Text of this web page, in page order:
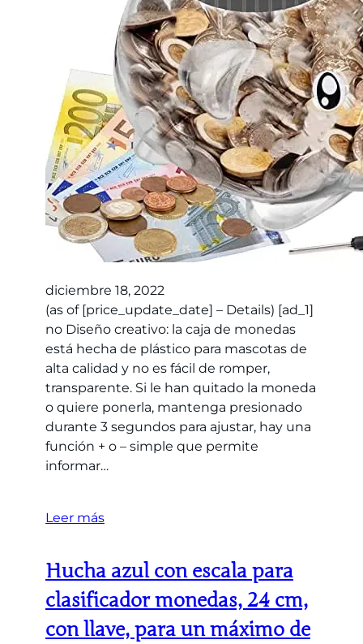
diciembre 18, 2022
(as of [price_update_date] – Details) [ad_1]
no Diseño creativo: la caja de monedas
está hecha de plástico para mascotas de
alta calidad y no es fácil de romper,
transparente. Si le han quitado la moneda
o quiere ponerla, mantenga presionado
durante 3 segundos para ajustar, hay una
función + o – simple que permite
informar…
Leer más
Hucha azul con escala para
clasificador monedas, 24 cm,
con llave, para un máximo de